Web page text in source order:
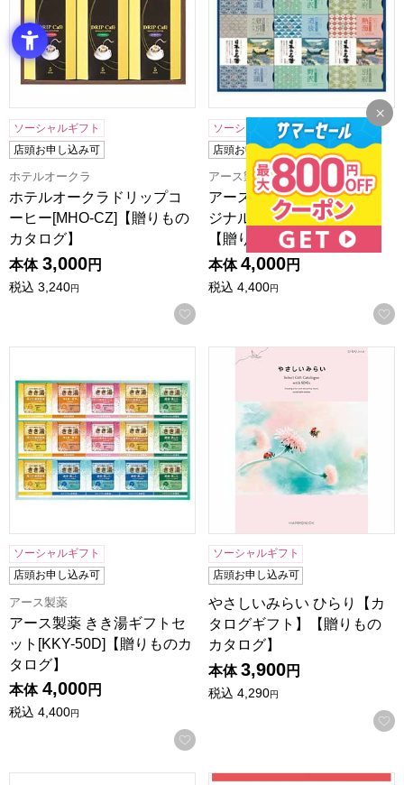
ソーシャルギフト
店頭お申し込み可
ホテルオークラ
ホテルオークラドリップコ
ーヒー[MHO-CZ]【贈りもの
カタログ】
本体 3,000円
税込 3,240円
お気に入りに登録する
ソーシャルギフト
店頭お申し込み可
アース製薬
アース製薬 日本の名湯オリ
ジナルギフト[CMOG-50]
【贈りものカタ…
本体 4,000円
税込 4,400円
アース製薬 きき湯ギフトセット[KKY-50D]【贈りものカタロ
ソーシャルギフト
店頭お申し込み可
アース製薬
アース製薬 きき湯ギフトセ
ット[KKY-50D]【贈りものカ
タログ】
本体 4,000円
税込 4,400円
お気に入りに登録する
やさしいみらい ひらり【カ
ソーシャルギフト
店頭お申し込み可
やさしいみらい ひらり【カ
タログギフト】【贈りもの
カタログ】
本体 3,900円
税込 4,290円
ディズニーカタログギフトセレクション カード スマイル【
ディズニーカタログギフト